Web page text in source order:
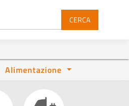
CERCA
Alimentazione